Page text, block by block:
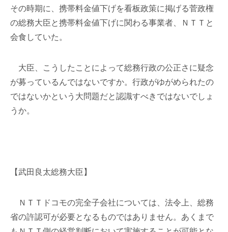
その時期に、携帯料金値下げを看板政策に掲げる菅政権
の総務大臣と携帯料金値下げに関わる事業者、ＮＴＴと
会食していた。
大臣、こうしたことによって総務行政の公正さに疑念
が募っているんではないですか。行政がゆがめられたの
ではないかという大問題だと認識すべきではないでしょ
うか。
【武田良太総務大臣】
ＮＴＴドコモの完全子会社については、法令上、総務
省の許認可が必要となるものではありません。あくまで